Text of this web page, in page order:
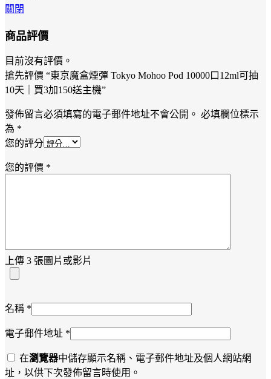
關閉
商品評價
目前沒有評價。
搶先評價 “東京魔盒煙彈 Tokyo Mohoo Pod 10000口12ml可抽
10天｜買3加150送主機”
發佈留言必須填寫的電子郵件地址不會公開。 必填欄位標示
為 *
您的評分
您的評價 *
上傳 3 張圖片或影片
名稱 *
電子郵件地址 *
在瀏覽器中儲存顯示名稱、電子郵件地址及個人網站網
址，以供下次發佈留言時使用。